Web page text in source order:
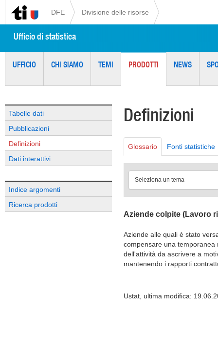
DFE Divisione delle risorse
Ufficio di statistica
UFFICIO CHI SIAMO TEMI PRODOTTI NEWS
Tabelle dati
Pubblicazioni
Definizioni
Dati interattivi
Indice argomenti
Ricerca prodotti
Definizioni
Glossario Fonti statistiche
Seleziona un tema
Aziende colpite (Lavoro
Aziende alle quali è stato
compensare una
dell'attività da ascrivere a
mantenendo i rapporti
Ustat, ultima modifica: